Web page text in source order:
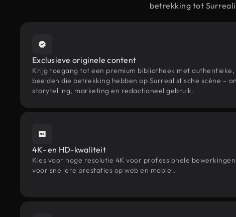
betrekking tot
Exclusieve originele content
Krijg toegang tot een premium bibliotheek met
beelden die betrekking hebben op Surrealistische scène –
storytelling, marketing en redactioneel gebruik.
4K- en HD-kwaliteit
Kies voor hoge resolutie 4K voor professionele
voor snellere prestaties op web en mobiel.